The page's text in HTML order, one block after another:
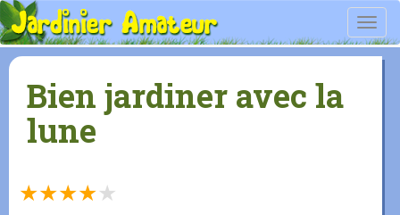
Bien jardiner avec la
lune
★
★
★
★
★